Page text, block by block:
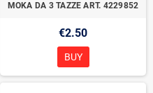
MOKA DA 3 TAZZE ART. 4229852
€2.50
BUY